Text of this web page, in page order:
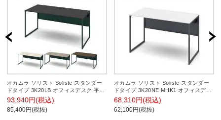
オカムラ ソリスト Soliste スタンダー
ドタイプ 3K20LB オフィスデスク 平机
幅1600×奥行700×高さ720mm 幕板付き
配線ダクト付き メラミン天板 フレーム
脚(ダークグリーン) 天板(ブラック/プラ
93,940円(税込)
85,400円(税抜)
オカムラ ソリスト Soliste スタンダー
ドタイプ 3K20NE MHK1 オフィスデス
ク 平机 幅1200×奥行600×高さ720mm
幕板付き 配線ダクト付き メラミン天板
フレーム脚(ダークグレー) 天板(ホワイ
68,310円(税込)
62,100円(税抜)